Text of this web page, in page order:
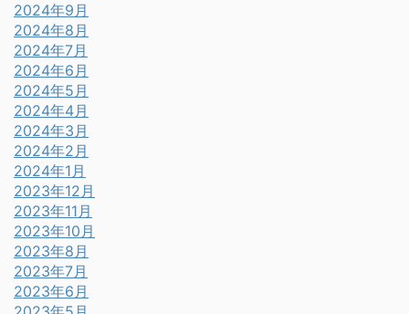
2024年9月
2024年8月
2024年7月
2024年6月
2024年5月
2024年4月
2024年3月
2024年2月
2024年1月
2023年12月
2023年11月
2023年10月
2023年8月
2023年7月
2023年6月